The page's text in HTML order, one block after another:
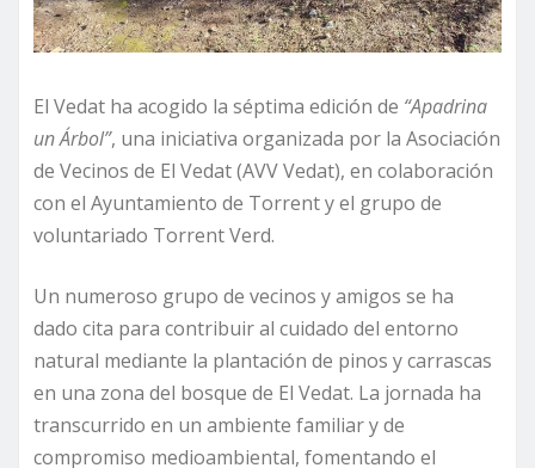
El Vedat ha acogido la séptima edición de “Apadrina
un Árbol”, una iniciativa organizada por la Asociación
de Vecinos de El Vedat (AVV Vedat), en colaboración
con el Ayuntamiento de Torrent y el grupo de
voluntariado Torrent Verd.
Un numeroso grupo de vecinos y amigos se ha
dado cita para contribuir al cuidado del entorno
natural mediante la plantación de pinos y carrascas
en una zona del bosque de El Vedat. La jornada ha
transcurrido en un ambiente familiar y de
compromiso medioambiental, fomentando el